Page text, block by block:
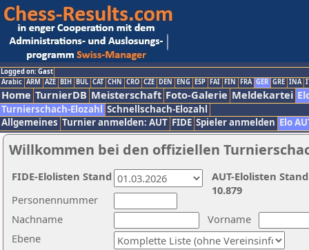
Logged on: Gast
Arabic ARM AZE BIH BUL CAT CHN CRO CZE DEN ENG ESP FAI FIN FRA GER GRE INA
Home TurnierDB Meisterschaft Foto-Galerie Meldekartei
Turnierschach-Elozahl Schnellschach-Elozahl
Allgemeines Turnier anmelden: AUT FIDE Spieler anmelden Elo
Willkommen bei den offiziellen
Nachname
Vorname
Ebene
Personennummer
AUT-Elolisten
10.879
FIDE-Elolisten Stand